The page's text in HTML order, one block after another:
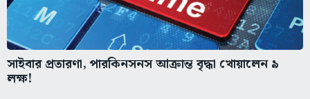
সাইবার প্রতারণা, পারকিনসনস আক্রান্ত বৃদ্ধা খোয়ালেন ৯
লক্ষ!